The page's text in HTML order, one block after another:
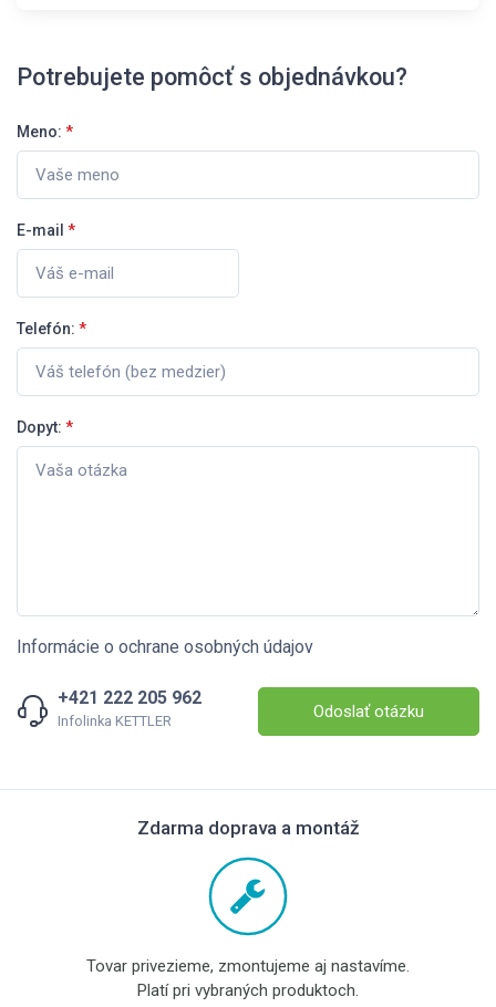
Potrebujete pomôcť s objednávkou?
Meno: *
E-mail *
Telefón: *
Dopyt: *
Informácie o ochrane osobných údajov
+421 222 205 962
Infolinka KETTLER Odoslať otázku
Zdarma doprava a montáž
Tovar privezieme, zmontujeme aj nastavíme.
Platí pri vybraných produktoch.